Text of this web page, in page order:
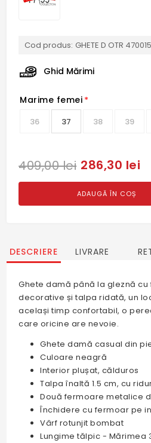
Cod produs: GHETE D OTR
Ghid Mărimi
Marime femei *
36 37 38 39
409,00 lei 286,30 lei
ADAUGĂ ÎN COȘ
DESCRIERE LIVRARE
Ghete damă până la gleznă
decorative și talpa ridată, un
același timp confortabil, o
care oricine are nevoie.
Ghete damă casual din
Culoare neagră
Interior plușat, călduros
Talpa înaltă 1.5 cm, cu
Două fermoare metalice
Închidere cu fermoar pe
Vârf rotunjit bombat
Lungime tălpic - Mărimea